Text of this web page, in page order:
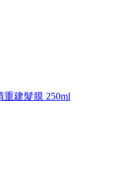
重建髮膜 250ml